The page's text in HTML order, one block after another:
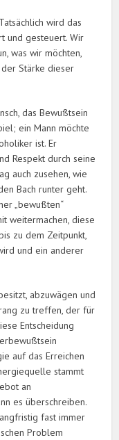
wird das
und gesteuert. Wir
was wir möchten,
Stärke dieser
das Bewußtsein
ein Mann möchte
ist. Er
Respekt durch seine
auch zusehen, wie
Bach runter geht.
„bewußten“
weitermachen, diese
zu dem Zeitpunkt,
und ein anderer
abzuwägen und
zu treffen, der für
Entscheidung
auf das Erreichen
stammt
an
es überschreiben.
fast immer
Problem